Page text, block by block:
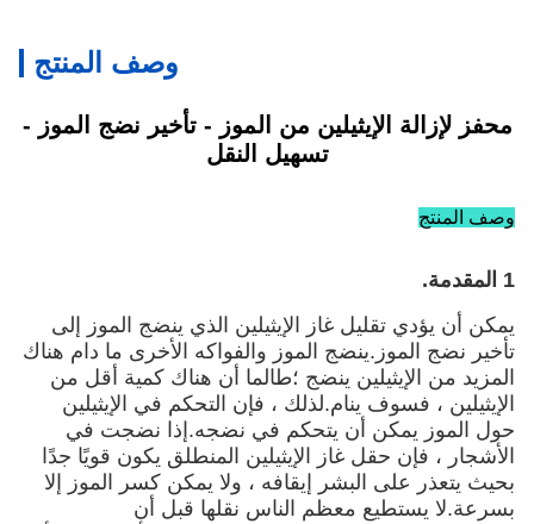
وصف المنتج
محفز لإزالة الإيثيلين من الموز - تأخير نضج الموز -
تسهيل النقل
وصف المنتج
1 المقدمة.
يمكن أن يؤدي تقليل غاز الإيثيلين الذي ينضج الموز إلى
تأخير نضج الموز.ينضج الموز والفواكه الأخرى ما دام هناك
المزيد من الإيثيلين ينضج ؛طالما أن هناك كمية أقل من
الإيثيلين ، فسوف ينام.لذلك ، فإن التحكم في الإيثيلين
حول الموز يمكن أن يتحكم في نضجه.إذا نضجت في
الأشجار ، فإن حقل غاز الإيثيلين المنطلق يكون قويًا جدًا
بحيث يتعذر على البشر إيقافه ، ولا يمكن كسر الموز إلا
بسرعة.لا يستطيع معظم الناس نقلها قبل أن